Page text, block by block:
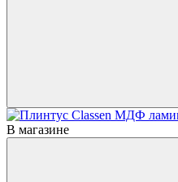
В магазине